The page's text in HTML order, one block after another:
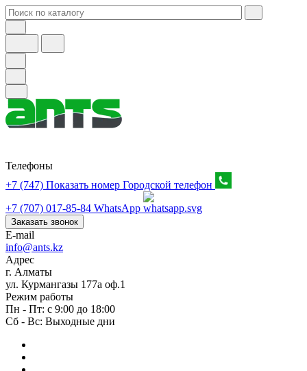
Телефоны
+7 (747) Показать номер Городской телефон
+7 (707) 017-85-84 WhatsApp
Заказать звонок
E-mail
info@ants.kz
Адрес
г. Алматы
ул. Курмангазы 177а оф.1
Режим работы
Пн - Пт: с 9:00 до 18:00
Сб - Вс: Выходные дни